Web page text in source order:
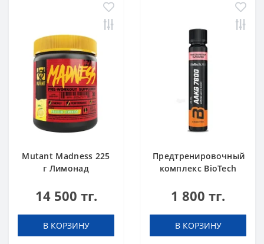
Mutant Madness 225
г Лимонад
14 500 тг.
В КОРЗИНУ
Предтренировочный
комплекс BioTech
Grapefruit 25ml
1 800 тг.
В КОРЗИНУ